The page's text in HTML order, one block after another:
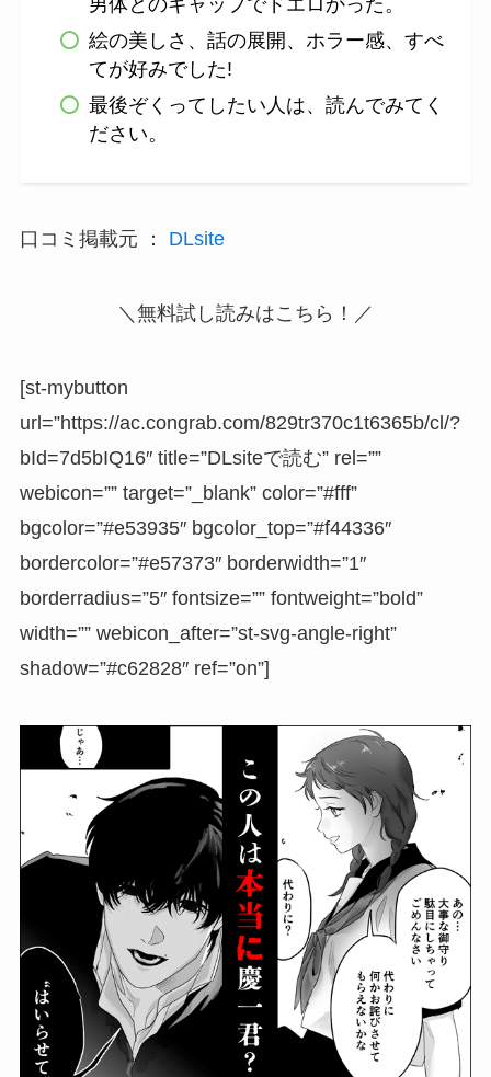
絵の美しさ、話の展開、ホラー感、すべ
てが好みでした!
最後ぞくってしたい人は、読んでみてく
ださい。
口コミ掲載元 ： DLsite
＼無料試し読みはこちら！／
[st-mybutton
url=”https://ac.congrab.com/829tr370c1t6365b/cl/?
bId=7d5bIQ16″ title=”DLsiteで読む” rel=””
webicon=”” target=”_blank” color=”#fff”
bgcolor=”#e53935″ bgcolor_top=”#f44336″
bordercolor=”#e57373″ borderwidth=”1″
borderradius=”5″ fontsize=”” fontweight=”bold”
width=”” webicon_after=”st-svg-angle-right”
shadow=”#c62828″ ref=”on”]